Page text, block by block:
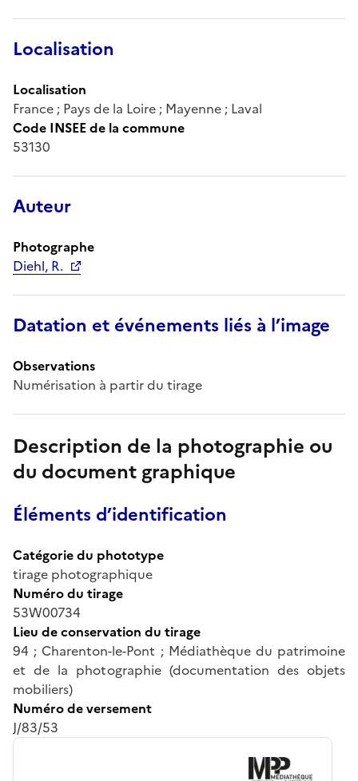
Localisation
Localisation
France ; Pays de la Loire ; Mayenne ; Laval
Code INSEE de la commune
53130
Auteur
Photographe
Diehl, R.
Datation et événements liés à l’image
Observations
Numérisation à partir du tirage
Description de la photographie ou
du document graphique
Éléments d’identification
Catégorie du phototype
tirage photographique
Numéro du tirage
53W00734
Lieu de conservation du tirage
94 ; Charenton-le-Pont ; Médiathèque du patrimoine
et de la photographie (documentation des objets
mobiliers)
Numéro de versement
J/83/53